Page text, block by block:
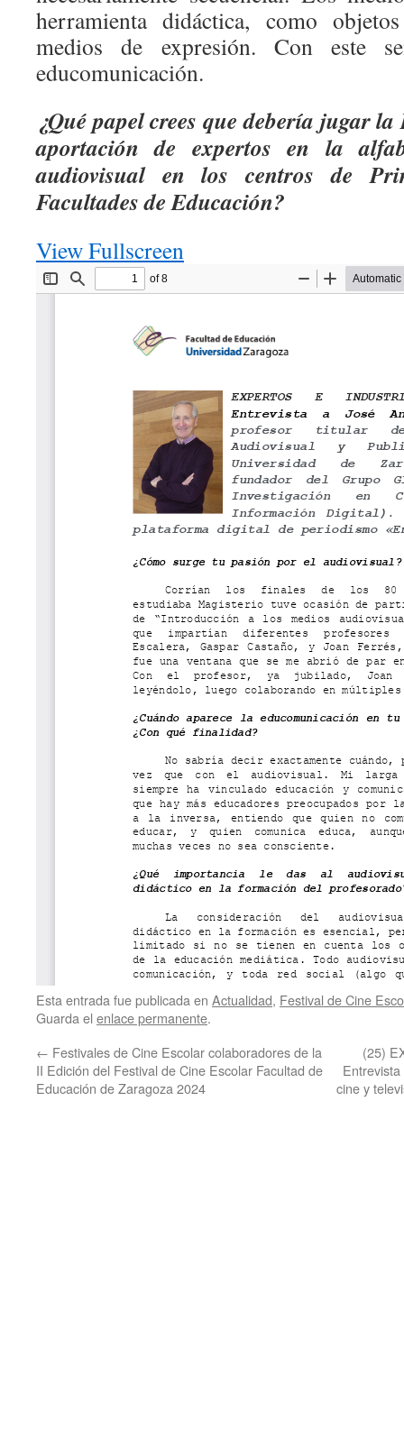
herramienta didáctica, como
medios de expresión. Con este
educomunicación.
¿Qué papel crees que debería jugar
aportación de expertos en la
audiovisual en los centros de
Facultades de Educación?
View Fullscreen
Esta entrada fue publicada en Actualidad, Festival de Cine
Guarda el enlace permanente.
← Festivales de Cine Escolar colaboradores de la
II Edición del Festival de Cine Escolar Facultad de
Educación de Zaragoza 2024
(25)
cine y